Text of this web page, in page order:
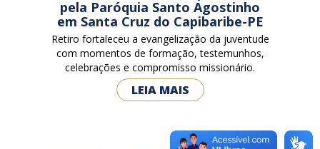
pela Paróquia Santo Agostinho
em Santa Cruz do Capibaribe-PE
Retiro fortaleceu a evangelização da juventude
com momentos de formação, testemunhos,
celebrações e compromisso missionário.
LEIA MAIS